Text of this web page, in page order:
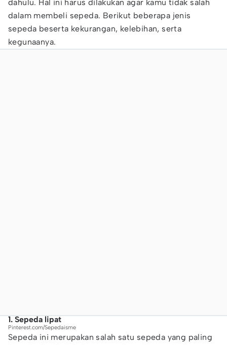
dahulu. Hal ini harus dilakukan agar kamu tidak salah
dalam membeli sepeda. Berikut beberapa jenis
sepeda beserta kekurangan, kelebihan, serta
kegunaanya.
1. Sepeda lipat
Pinterest.com/Sepedaisme
Sepeda ini merupakan salah satu sepeda yang paling